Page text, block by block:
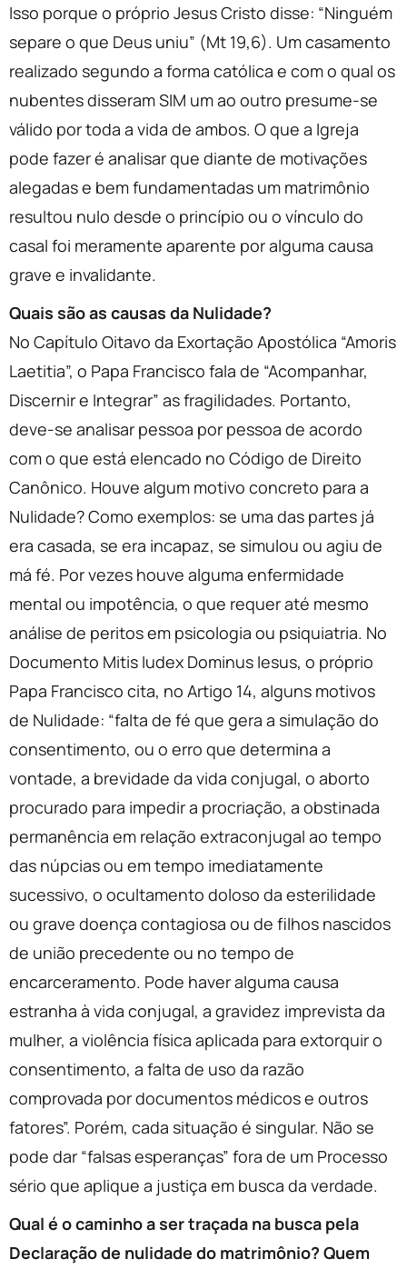
Isso porque o próprio Jesus Cristo disse: “Ninguém
separe o que Deus uniu” (Mt 19,6). Um casamento
realizado segundo a forma católica e com o qual os
nubentes disseram SIM um ao outro presume-se
válido por toda a vida de ambos. O que a Igreja
pode fazer é analisar que diante de motivações
alegadas e bem fundamentadas um matrimônio
resultou nulo desde o princípio ou o vínculo do
casal foi meramente aparente por alguma causa
grave e invalidante.
Quais são as causas da Nulidade?
No Capítulo Oitavo da Exortação Apostólica “Amoris
Laetitia”, o Papa Francisco fala de “Acompanhar,
Discernir e Integrar” as fragilidades. Portanto,
deve-se analisar pessoa por pessoa de acordo
com o que está elencado no Código de Direito
Canônico. Houve algum motivo concreto para a
Nulidade? Como exemplos: se uma das partes já
era casada, se era incapaz, se simulou ou agiu de
má fé. Por vezes houve alguma enfermidade
mental ou impotência, o que requer até mesmo
análise de peritos em psicologia ou psiquiatria. No
Documento Mitis Iudex Dominus Iesus, o próprio
Papa Francisco cita, no Artigo 14, alguns motivos
de Nulidade: “falta de fé que gera a simulação do
consentimento, ou o erro que determina a
vontade, a brevidade da vida conjugal, o aborto
procurado para impedir a procriação, a obstinada
permanência em relação extraconjugal ao tempo
das núpcias ou em tempo imediatamente
sucessivo, o ocultamento doloso da esterilidade
ou grave doença contagiosa ou de filhos nascidos
de união precedente ou no tempo de
encarceramento. Pode haver alguma causa
estranha à vida conjugal, a gravidez imprevista da
mulher, a violência física aplicada para extorquir o
consentimento, a falta de uso da razão
comprovada por documentos médicos e outros
fatores”. Porém, cada situação é singular. Não se
pode dar “falsas esperanças” fora de um Processo
sério que aplique a justiça em busca da verdade.
Qual é o caminho a ser traçada na busca pela
Declaração de nulidade do matrimônio? Quem